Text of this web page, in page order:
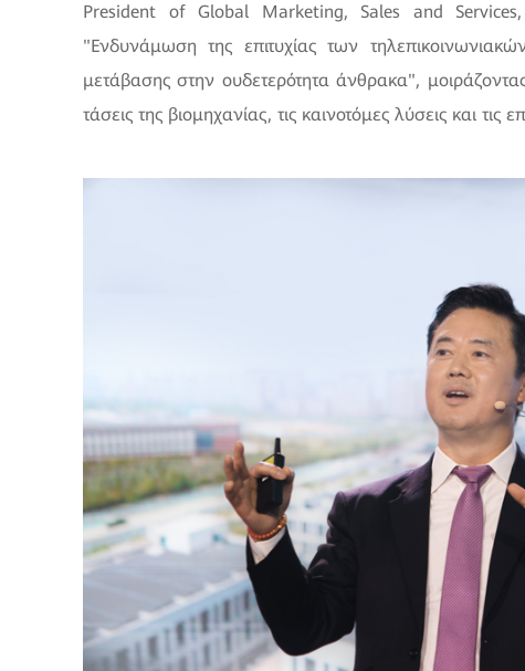
President of Global Marketing, Sales and
"Ενδυνάμωση της επιτυχίας των
μετάβασης στην ουδετερότητα άνθρακα", μοιράζοντας
τάσεις της βιομηχανίας, τις καινοτόμες λύσεις και τις